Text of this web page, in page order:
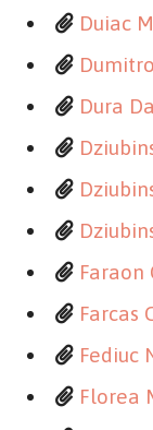
Duiac
Dura
Faraon
Farcas
Fediuc
Florea